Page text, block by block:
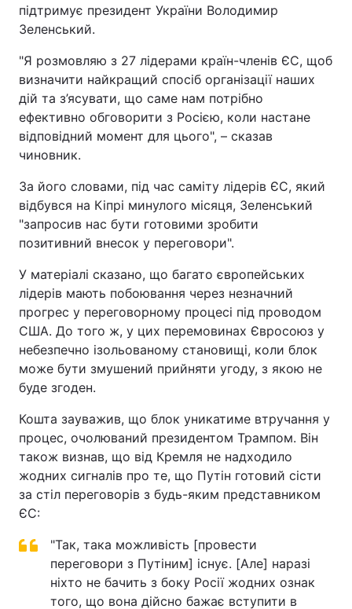
підтримує президент України Володимир
Зеленський.
"Я розмовляю з 27 лідерами країн-членів ЄС, щоб
визначити найкращий спосіб організації наших
дій та з’ясувати, що саме нам потрібно
ефективно обговорити з Росією, коли настане
відповідний момент для цього", – сказав
чиновник.
За його словами, під час саміту лідерів ЄС, який
відбувся на Кіпрі минулого місяця, Зеленський
"запросив нас бути готовими зробити
позитивний внесок у переговори".
У матеріалі сказано, що багато європейських
лідерів мають побоювання через незначний
прогрес у переговорному процесі під проводом
США. До того ж, у цих перемовинах Євросоюз у
небезпечно ізольованому становищі, коли блок
може бути змушений прийняти угоду, з якою не
буде згоден.
Кошта зауважив, що блок уникатиме втручання у
процес, очолюваний президентом Трампом. Він
також визнав, що від Кремля не надходило
жодних сигналів про те, що Путін готовий сісти
за стіл переговорів з будь-яким представником
ЄС:
"Так, така можливість [провести
переговори з Путіним] існує. [Але] наразі
ніхто не бачить з боку Росії жодних ознак
того, що вона дійсно бажає вступити в